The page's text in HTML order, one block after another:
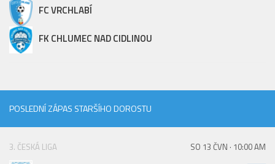
FC VRCHLABÍ
FK CHLUMEC NAD CIDLINOU
POSLEDNÍ ZÁPAS STARŠÍHO DOROSTU
3. ČESKÁ LIGA SO 13 ČVN · 10:00 AM